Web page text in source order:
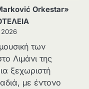
Orkestar»
των
Λιμάνι της
ξεχωριστή
με έντονο